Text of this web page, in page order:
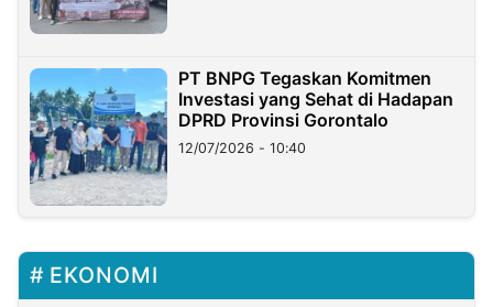
PT BNPG Tegaskan Komitmen
Investasi yang Sehat di Hadapan
DPRD Provinsi Gorontalo
12/07/2026 - 10:40
EKONOMI